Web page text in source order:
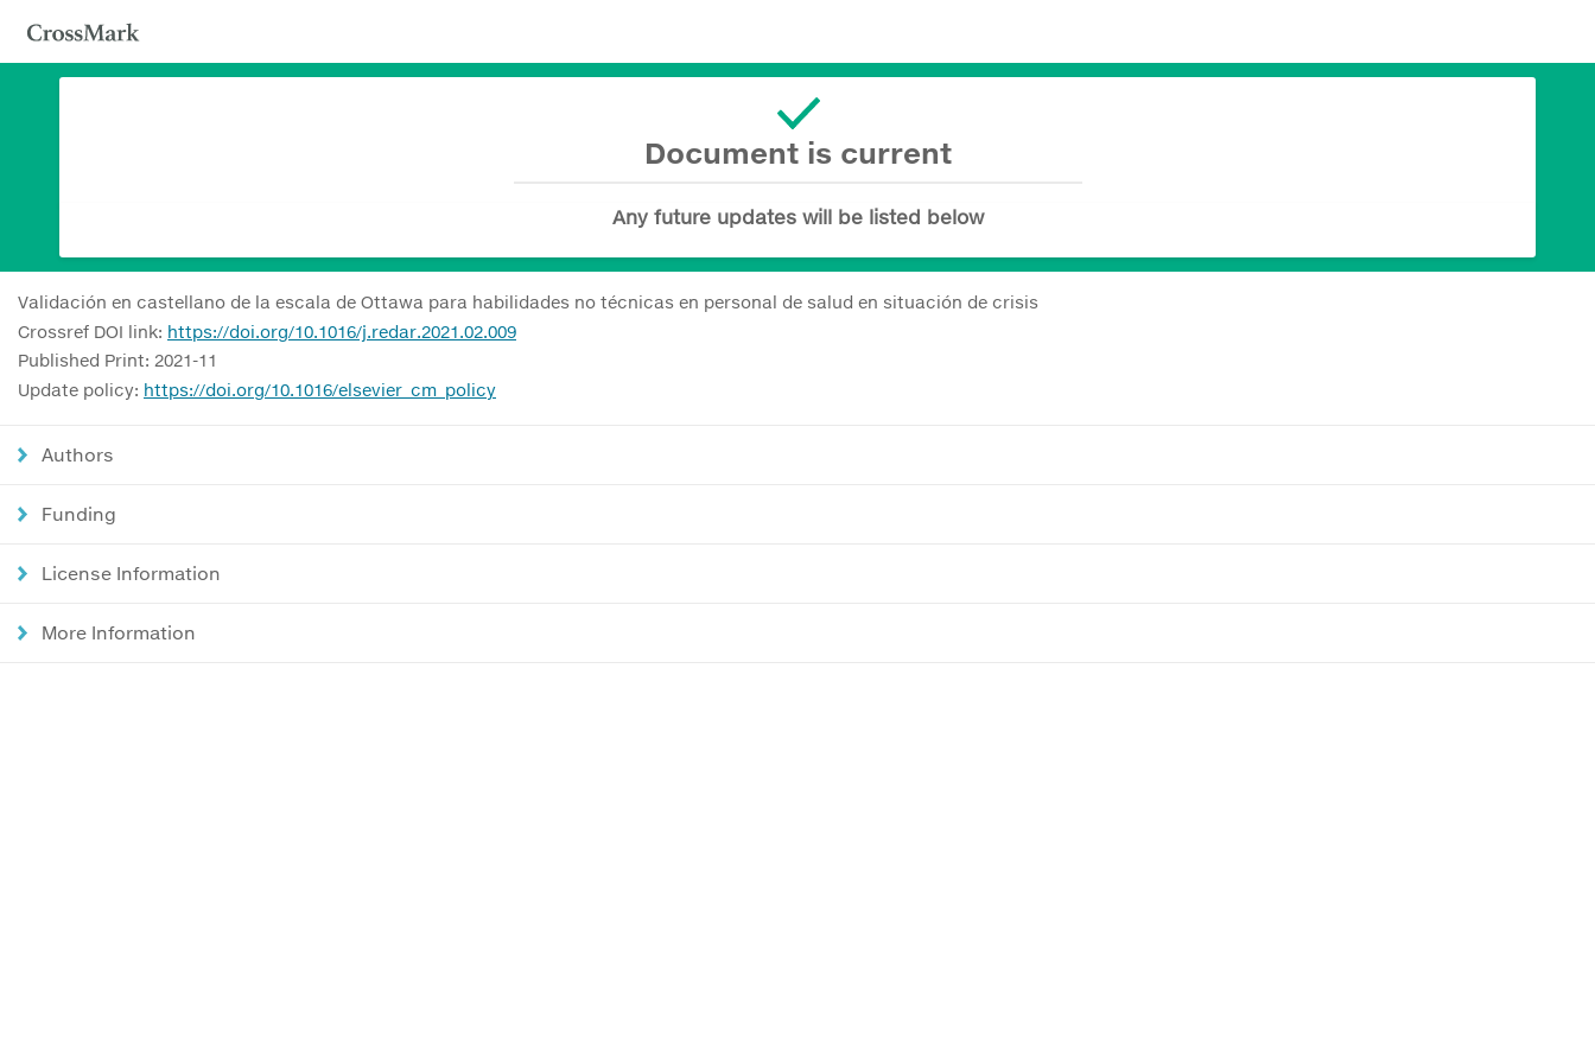
Document is current
Any future updates will be listed below
Validación en castellano de la escala de Ottawa para habilidades no técnicas en personal de salud en situación de crisis
Crossref DOI link: https://doi.org/10.1016/j.redar.2021.02.009
Published Print: 2021-11
Update policy: https://doi.org/10.1016/elsevier_cm_policy
Authors
Funding
License Information
More Information